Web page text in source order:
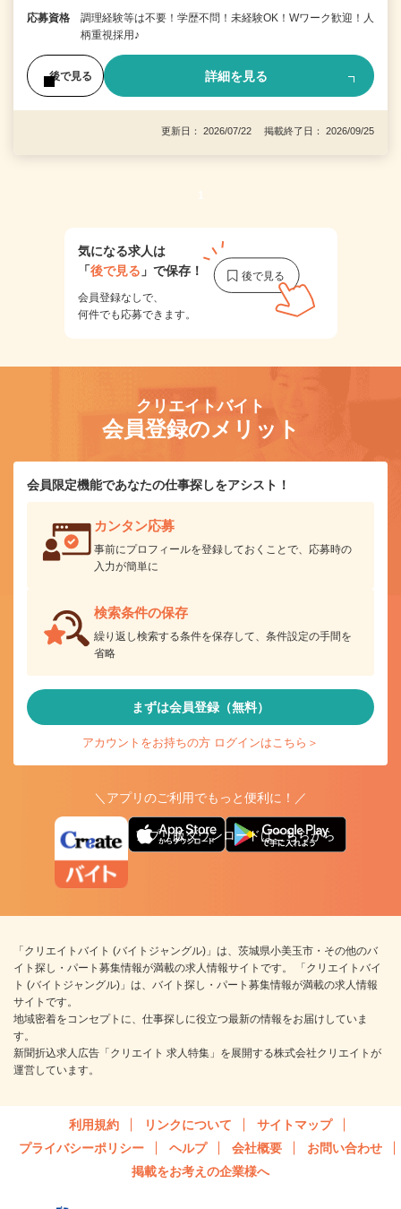
応募資格
調理経験等は不要！学歴不問！未経験OK！Wワーク歓迎！人
柄重視採用♪
後で見る 詳細を見る
更新日： 2026/07/22 掲載終了日： 2026/09/25
1
気になる求人は
「後で見る 」で保存！
会員登録なしで、
何件でも応募できます。
クリエイトバイト
会員登録のメリット
会員限定機能であなたの仕事探しをアシスト！
カンタン応募
事前にプロフィールを登録しておくことで、応募時の
入力が簡単に
検索条件の保存
繰り返し検索する条件を保存して、条件設定の手間を
省略
まずは会員登録（無料）
アカウントをお持ちの方 ログインはこちら＞
＼アプリのご利用でもっと便利に！／
アプリ版ダウンロードはこちらから
「クリエイトバイト (バイトジャングル)」は、茨城県小美玉市・その他のバ
イト探し・パート募集情報が満載の求人情報サイトです。 「クリエイトバイ
ト (バイトジャングル)」は、バイト探し・パート募集情報が満載の求人情報
サイトです。
地域密着をコンセプトに、仕事探しに役立つ最新の情報をお届けしていま
す。
新聞折込求人広告「クリエイト 求人特集」を展開する株式会社クリエイトが
運営しています。
利用規約 リンクについて
サイトマップ
プライバシーポリシー
ヘルプ 会社概要
お問い合わせ
掲載をお考えの企業様へ